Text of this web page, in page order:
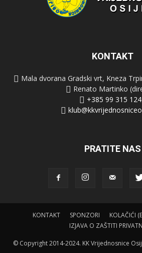
KONTAKT
Mala dvorana Gradski vrt, Kneza
Renato Martinko
+385 99 315
PRATITE NAS
KONTAKT SPONZORI
KOLAČIĆI
IZJAVA O ZAŠTITI
© Copyright 2014-2024. KK Vrijednosnice